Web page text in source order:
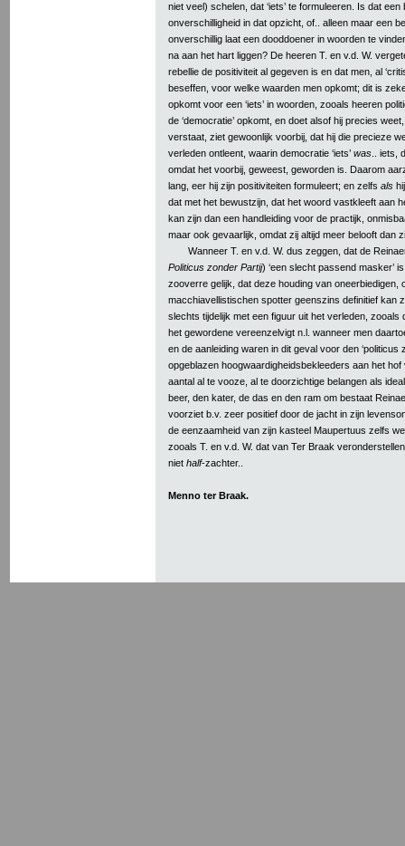
niet veel) schelen, dat ‘iets’ te formuleeren. Is dat
onverschilligheid in dat opzicht, of.. alleen maar een
onverschillig laat een dooddoener in woorden te
na aan het hart liggen? De heeren T. en v.d. W.
rebellie de positiviteit al gegeven is en dat men, al
beseffen, voor welke waarden men opkomt; dit is
opkomt voor een ‘iets’ in woorden, zooals heeren
de ‘democratie’ opkomt, en doet alsof hij precies
verstaat, ziet gewoonlijk voorbij, dat hij die precieze
verleden ontleent, waarin democratie ‘iets’ was .. iets,
omdat het voorbij, geweest, geworden is. Daarom
lang, eer hij zijn positiviteiten formuleert; en zelfs als
dat met het bewustzijn, dat het woord vastkleeft aan
kan zijn dan een handleiding voor de practijk,
maar ook gevaarlijk, omdat zij altijd meer belooft dan
Wanneer T. en v.d. W. dus zeggen, dat de
Politicus zonder Partij) ‘een slecht passend masker’
zooverre gelijk, dat deze houding van oneerbiedigen,
macchiavellistischen spotter geenszins definitief kan
slechts tijdelijk met een figuur uit het verleden, zooals
het gewordene vereenzelvigt n.l. wanneer men
en de aanleiding waren in dit geval voor den ‘politicus
opgeblazen hoogwaardigheidsbekleeders aan het
aantal al te vooze, al te doorzichtige belangen als
beer, den kater, de das en den ram om bestaat
voorziet b.v. zeer positief door de jacht in zijn
de eenzaamheid van zijn kasteel Maupertuus zelfs
zooals T. en v.d. W. dat van Ter Braak
niet half-zachter..
Menno ter Braak.